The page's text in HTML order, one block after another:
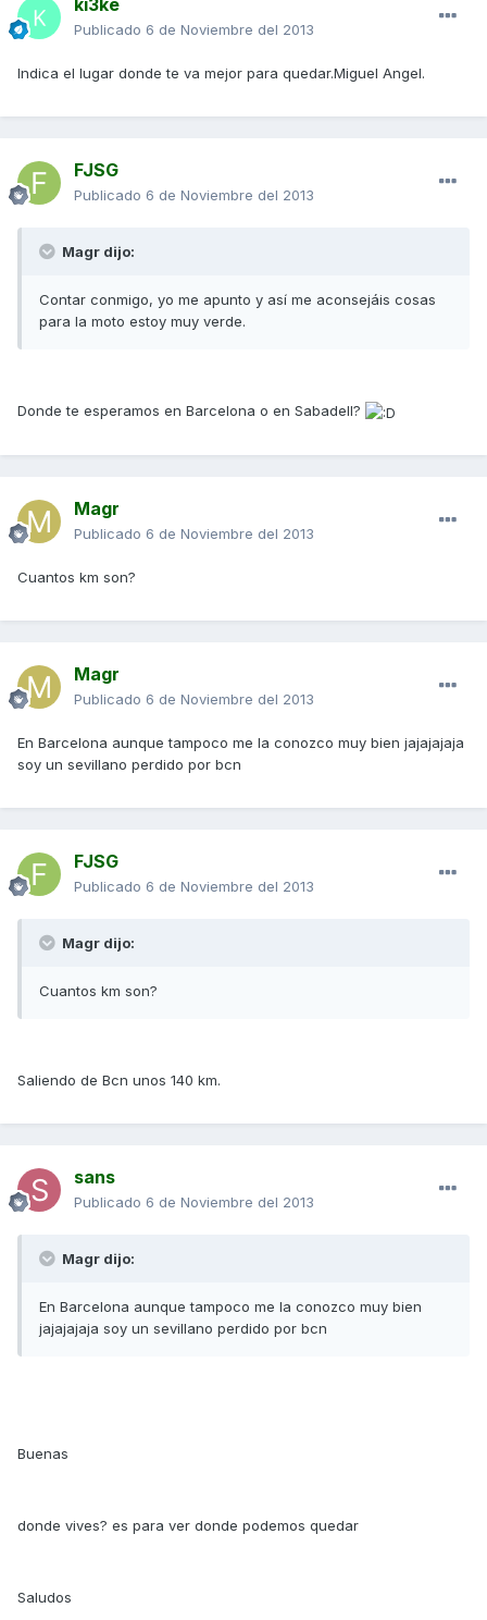
ki3ke
Publicado 6 de Noviembre del 2013
Indica el lugar donde te va mejor para quedar.Miguel Angel.
FJSG
Publicado 6 de Noviembre del 2013
Magr dijo:
Contar conmigo, yo me apunto y así me aconsejáis cosas
para la moto estoy muy verde.
Donde te esperamos en Barcelona o en Sabadell?
Magr
Publicado 6 de Noviembre del 2013
Cuantos km son?
Magr
Publicado 6 de Noviembre del 2013
En Barcelona aunque tampoco me la conozco muy bien jajajajaja
soy un sevillano perdido por bcn
FJSG
Publicado 6 de Noviembre del 2013
Magr dijo:
Cuantos km son?
Saliendo de Bcn unos 140 km.
sans
Publicado 6 de Noviembre del 2013
Magr dijo:
En Barcelona aunque tampoco me la conozco muy bien
jajajajaja soy un sevillano perdido por bcn
Buenas
donde vives? es para ver donde podemos quedar
Saludos